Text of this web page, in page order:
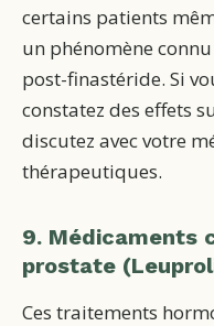
certains patients
un phénomène
post-finastéride. Si
constatez des effets
discutez avec votre
thérapeutiques.
9. Médicaments
prostate
Ces traitements